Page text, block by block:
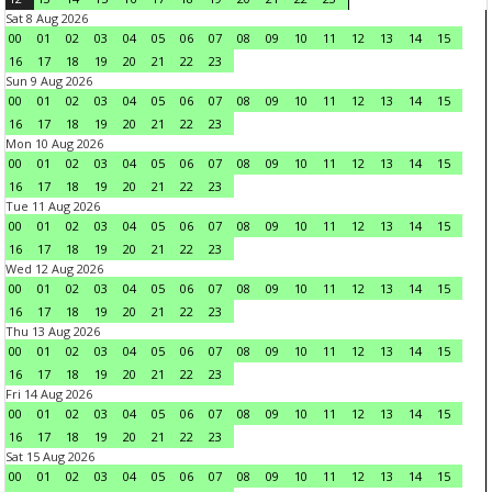
Sat 8 Aug 2026
00
01 02 03 04 05 06 07 08 09 10 11 12 13 14
15
16
17 18 19 20 21 22
23
Sun 9 Aug 2026
00
01 02 03 04 05 06 07 08 09 10 11 12 13 14
15
16
17 18 19 20 21 22
23
Mon 10 Aug 2026
00
01 02 03 04 05 06 07 08 09 10 11 12 13 14
15
16
17 18 19 20 21 22
23
Tue 11 Aug 2026
00
01 02 03 04 05 06 07 08 09 10 11 12 13 14
15
16
17 18 19 20 21 22
23
Wed 12 Aug 2026
00
01 02 03 04 05 06 07 08 09 10 11 12 13 14
15
16
17 18 19 20 21 22
23
Thu 13 Aug 2026
00
01 02 03 04 05 06 07 08 09 10 11 12 13 14
15
16
17 18 19 20 21 22
23
Fri 14 Aug 2026
00
01 02 03 04 05 06 07 08 09 10 11 12 13 14
15
16
17 18 19 20 21 22
23
Sat 15 Aug 2026
00
01 02 03 04 05 06 07 08 09 10 11 12 13 14
15